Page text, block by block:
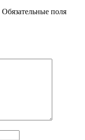
Обязательные поля